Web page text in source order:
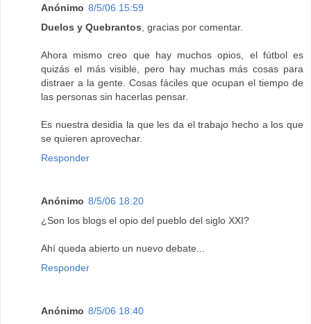
Anónimo 8/5/06 15:59
Duelos y Quebrantos , gracias por comentar.
Ahora mismo creo que hay muchos opios, el fútbol es
quizás el más visible, pero hay muchas más cosas para
distraer a la gente. Cosas fáciles que ocupan el tiempo de
las personas sin hacerlas pensar.
Es nuestra desidia la que les da el trabajo hecho a los que
se quieren aprovechar.
Responder
Anónimo 8/5/06 18:20
¿Son los blogs el opio del pueblo del siglo XXI?
Ahí queda abierto un nuevo debate...
Responder
Anónimo 8/5/06 18:40